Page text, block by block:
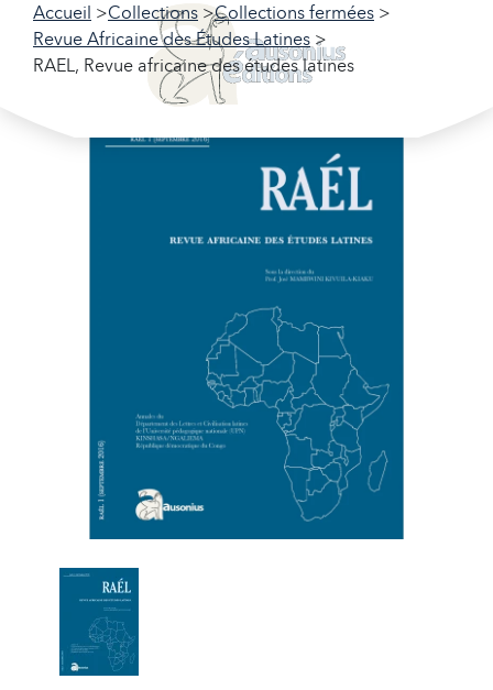
Accueil Collections
Collections fermées
Revue Africaine des Études Latines
RAEL, Revue africaine des études latines